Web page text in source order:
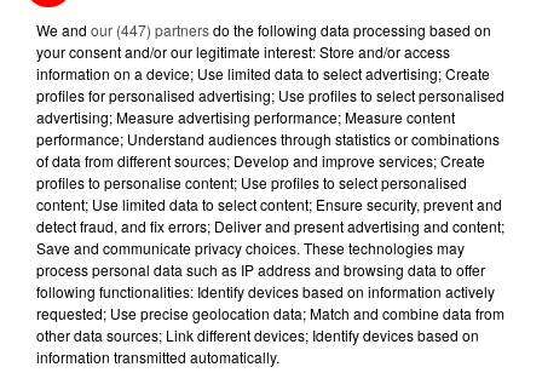
ELECTRIC LIGHT ORCHESTRA
Last Train To London
CHRISTOPHE WILLEM
Systaime
20h26
20h26 20h22
20h22
We and our (447) partnersdo the following data processing based on
your consent and/or our legitimate interest: Store and/or access
information on a device; Use limited data to select advertising; Create
profiles for personalised advertising; Use profiles to select personalised
advertising; Measure advertising performance; Measure content
performance; Understand audiences through statistics or combinations
of data from different sources; Develop and improve services; Create
profiles to personalise content; Use profiles to select personalised
content; Use limited data to select content; Ensure security, prevent and
detect fraud, and fix errors; Deliver and present advertising and content;
Save and communicate privacy choices. These technologies may
process personal data such as IP address and browsing data to offer
following functionalities: Identify devices based on information actively
requested; Use precise geolocation data; Match and combine data from
other data sources; Link different devices; Identify devices based on
information transmitted automatically.